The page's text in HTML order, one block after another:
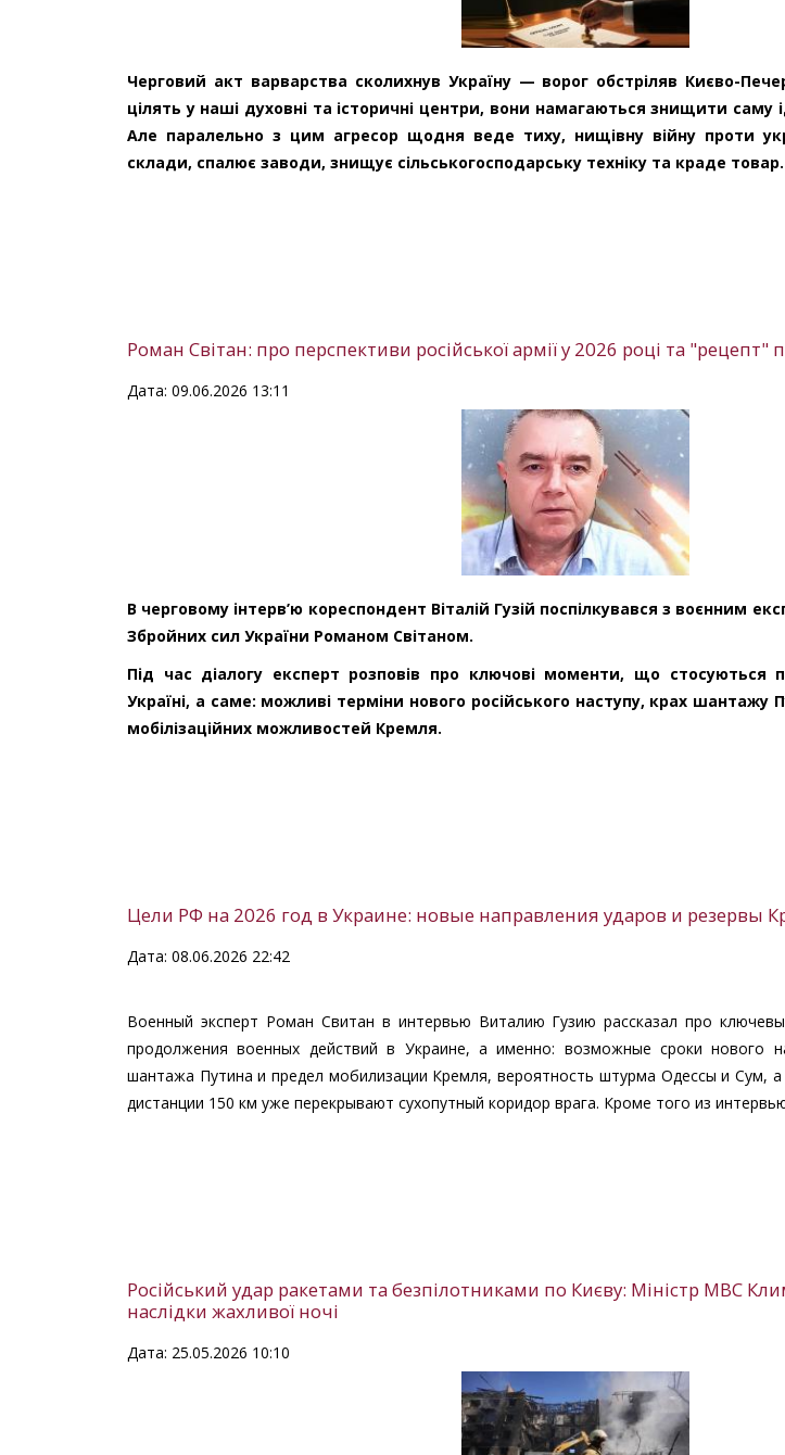
Черговий акт варварства сколихнув Україну — ворог обстріляв Києво-
цілять у наші духовні та історичні центри, вони намагаються знищити саму
Але паралельно з цим агресор щодня веде тиху, нищівну війну проти
склади, спалює заводи, знищує сільськогосподарську техніку та краде товар.
Роман Світан: про перспективи російської армії у 2026 році та "рецепт"
Дата: 09.06.2026 13:11
В черговому інтерв’ю кореспондент Віталій Гузій поспілкувався з воєнним
Збройних сил України Романом Світаном.
Під час діалогу експерт розповів про ключові моменти, що стосуються
Україні, а саме: можливі терміни нового російського наступу, крах шантажу
мобілізаційних можливостей Кремля.
Цели РФ на 2026 год в Украине: новые направления ударов и резервы
Дата: 08.06.2026 22:42
Военный эксперт Роман Свитан в интервью Виталию Гузию рассказал про
продолжения военных действий в Украине, а именно: возможные сроки нового
шантажа Путина и предел мобилизации Кремля, вероятность штурма Одессы и Сум, а
дистанции 150 км уже перекрывают сухопутный коридор врага. Кроме того из
Російський удар ракетами та безпілотниками по Києву: Міністр МВС
наслідки жахливої ночі
Дата: 25.05.2026 10:10